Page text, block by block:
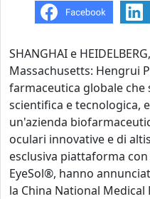
SHANGHAI e
Massachusetts: Hengrui
farmaceutica globale
scientifica e tecnologica,
un'azienda
oculari innovative e di
esclusiva piattaforma
EyeSol®, hanno
la China National